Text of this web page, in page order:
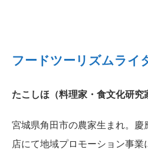
フードツーリズムライ
たこしほ（料理家・食文化研究
宮城県角田市の農家生まれ。慶
店にて地域プロモーション事